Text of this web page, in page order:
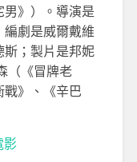
》）。導演是
編劇是威爾戴維
斯；製片是邦妮
（《冒牌老
戰》、《辛巴
影